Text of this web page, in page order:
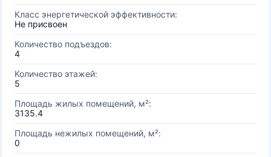
Класс энергетической эффективности:
Не присвоен
Количество подъездов:
4
Количество этажей:
5
Площадь жилых помещений, м²:
3135.4
Площадь нежилых помещений, м²:
0